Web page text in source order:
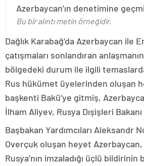
Azerbaycan’ın denetimine
Bu bir alıntı metin örneğidir.
Dağlık Karabağ’da Azerbaycan ile
çatışmaları sonlandıran
bölgedeki durum ile ilgili
Rus hükümet üyelerinden oluşan
başkenti Bakü’ye gitmiş,
İlham Aliyev, Rusya Dışişleri
Başbakan Yardımcıları Aleksandr
Overçuk oluşan heyet
Rusya’nın imzaladığı üçlü